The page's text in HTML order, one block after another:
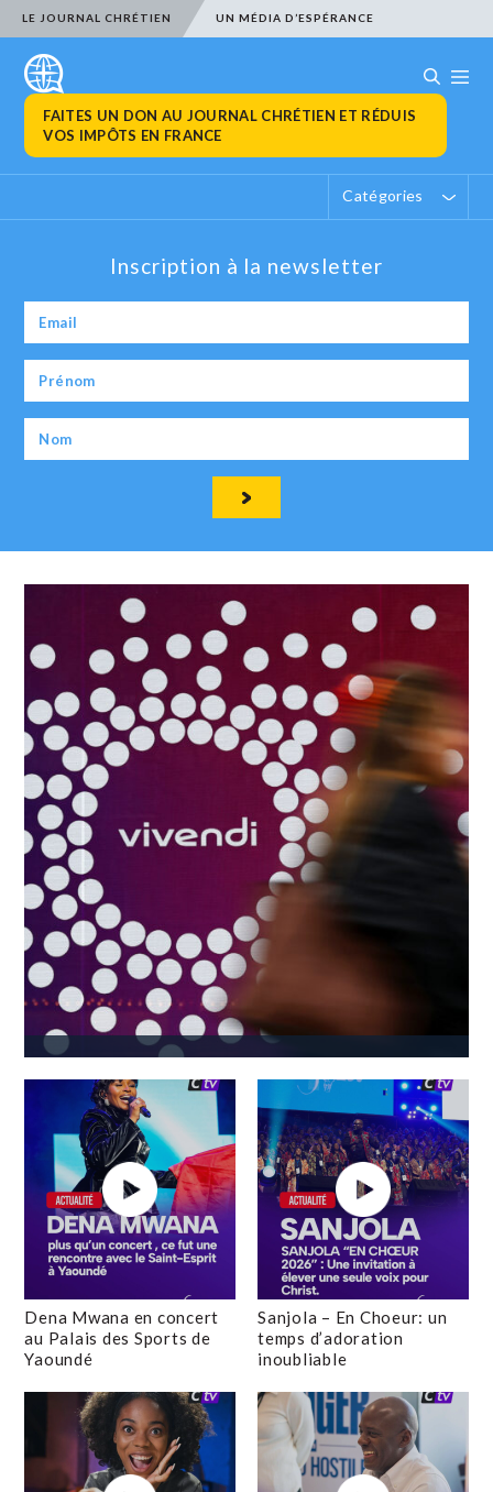
LE JOURNAL CHRÉTIEN UN MÉDIA D’ESPÉRANCE
FAITES UN DON AU JOURNAL CHRÉTIEN ET RÉDUIS
VOS IMPÔTS EN FRANCE
Catégories
Inscription à la newsletter
Dena Mwana en concert
au Palais des Sports de
Yaoundé
Sanjola – En Choeur: un
temps d’adoration
inoubliable